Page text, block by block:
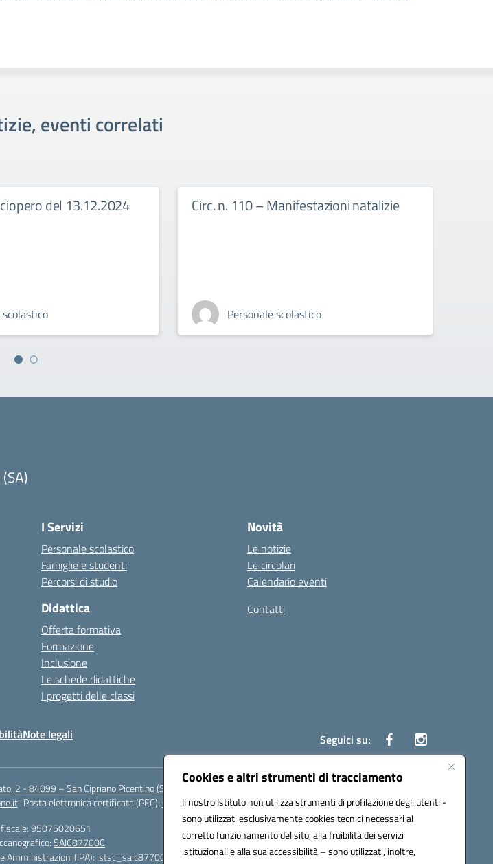
Cookies e altri strumenti di tracciamento
Il nostro Istituto non utilizza strumenti di profilazione degli utenti -
sono utilizzati esclusivamente cookies tecnici necessari al
corretto funzionamento del sito, alla fruibilità dei servizi
istituzionali e alla sua accessibilità – sono utilizzati, inoltre,
eventi correlati
del 13.12.2024 Circ. n. 110 – Manifestazioni natalizie
Personale scolastico
I Servizi
Personale scolastico
Famiglie e studenti
Percorsi di studio
Didattica
Offerta formativa
Formazione
Inclusione
Le schede didattiche
I progetti delle classi
Novità
Le notizie
Le circolari
Calendario eventi
Contatti
Note legali Seguici su:
2 - 84099 – San Cipriano Picentino (Sa)
Posta elettronica certificata (PEC):saic87700c@pec.istruzione.it
fiscale: 95075020651
SAIC87700C
Amministrazioni (IPA): istsc_saic87700c